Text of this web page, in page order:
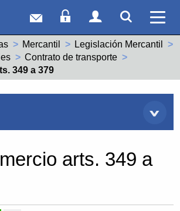
Correo webAcceso Socios
Acceso
Ver
Mercantil
Legislación Mercantil
Contrato de transporte
349 a 379
arts. 349 a